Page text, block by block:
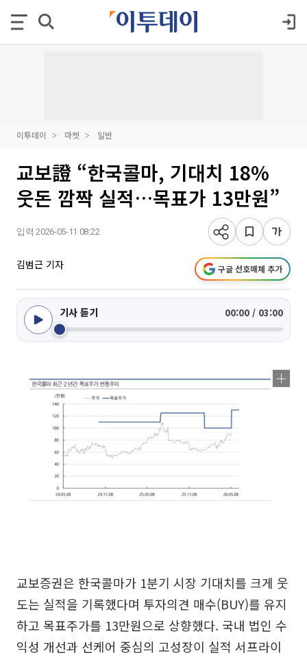
이투데이 마켓 일반
교보證 “한국콜마, 기대치 18%
웃돈 깜짝 실적…목표가 13만원”
입력 2026-05-11 08:22
김범근 기자 구글 선호매체 추가
기사 듣기 00:00 / 03:00
교보증권은 한국콜마가 1분기 시장 기대치를 크게 웃
도는 실적을 기록했다며 투자의견 매수(BUY)를 유지
하고 목표주가를 13만원으로 상향했다. 국내 법인 수
익성 개선과 선케어 중심의 고성장이 실적 서프라이